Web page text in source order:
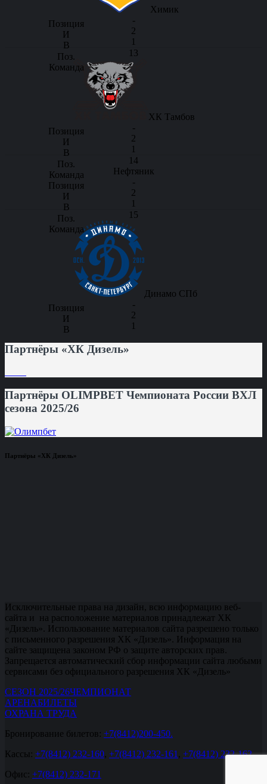
Химик
-
2
1
13
ХК Тамбов
-
2
1
14
Нефтяник
-
2
1
15
Динамо СПб
-
2
1
Партнёры «ХК Дизель»
Партнёры OLIMPBET Чемпионата России ВХЛ
сезона 2025/26
Партнёры «ХК Дизель»
Исключительные права на дизайн, всю информацию веб-
сайта и на расположение материалов принадлежат ХК
«Дизель». Использование материалов сайта разрешено только
с письменного разрешения ХК «Дизель». Информация на
сайте защищена законом РФ о защите авторских прав.
Запрещается автоматический сбор информации сайта любыми
сервисами без официального разрешения ХК «Дизель»
СЕЗОН 2025/26ЧЕМПИОНАТ
АРЕНАБИЛЕТЫ
ОХРАНА ТРУДА
Бронирование билетов: +7(8412)200-450.
Кассы: +7(8412) 232-160, +7(8412) 232-161 , +7(8412) 232-162.
Офис: +7(8412) 232-171